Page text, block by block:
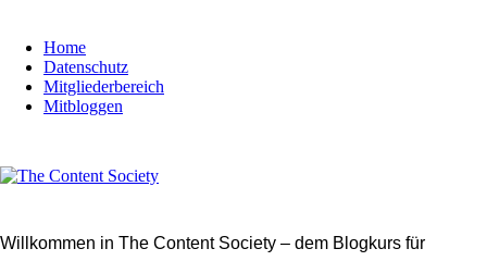
Home
Datenschutz
Mitgliederbereich
Mitbloggen
Willkommen in The Content Society – dem Blogkurs für